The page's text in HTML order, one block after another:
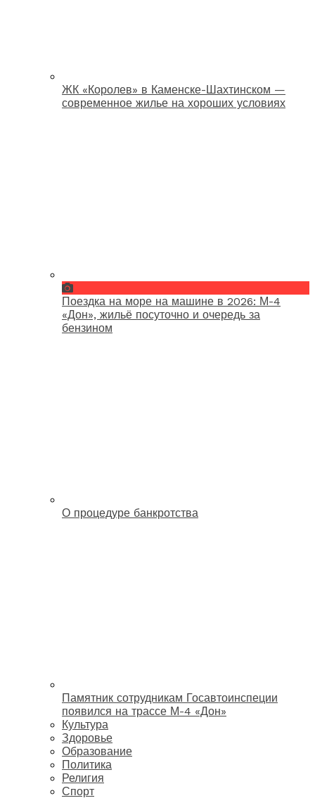
ЖК «Королев» в Каменске-Шахтинском —
современное жилье на хороших условиях
Поездка на море на машине в 2026: М-4
«Дон», жильё посуточно и очередь за
бензином
О процедуре банкротства
Памятник сотрудникам Госавтоинспеции
появился на трассе М-4 «Дон»
Культура
Здоровье
Образование
Политика
Религия
Спорт